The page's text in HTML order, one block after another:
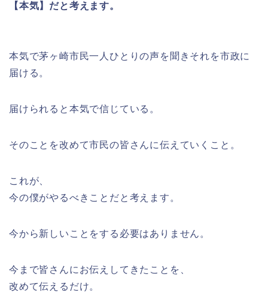
【本気】だと考えます。
本気で茅ヶ崎市民一人ひとりの声を聞きそれを市政に
届ける。
届けられると本気で信じている。
そのことを改めて市民の皆さんに伝えていくこと。
これが、
今の僕がやるべきことだと考えます。
今から新しいことをする必要はありません。
今まで皆さんにお伝えしてきたことを、
改めて伝えるだけ。